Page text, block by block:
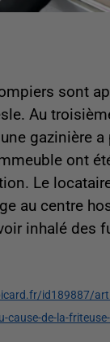
sont
Au
gazinière a
ont
Le
au centre
inhalé des
id189887/
cause-de-la-